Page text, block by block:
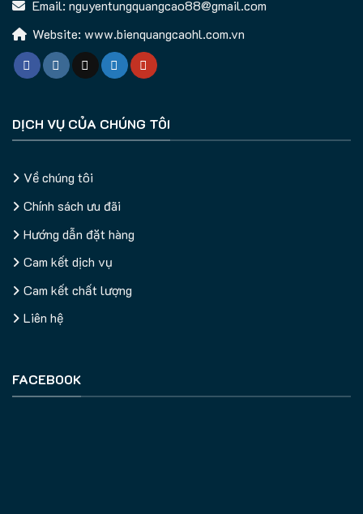
Email: nguyentungquangcao88@gmail.com
Website: www.bienquangcaohl.com.vn
DỊCH VỤ CỦA CHÚNG TÔI
Về chúng tôi
Chính sách ưu đãi
Hướng dẫn đặt hàng
Cam kết dịch vụ
Cam kết chất lượng
Liên hệ
FACEBOOK